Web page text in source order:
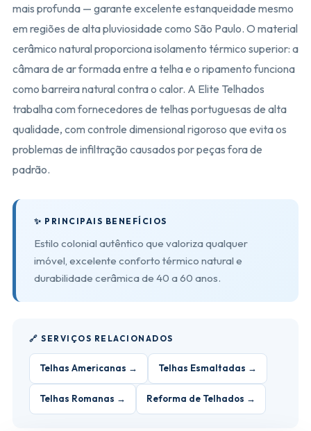
mais profunda — garante excelente estanqueidade mesmo
em regiões de alta pluviosidade como São Paulo. O material
cerâmico natural proporciona isolamento térmico superior: a
câmara de ar formada entre a telha e o ripamento funciona
como barreira natural contra o calor. A Elite Telhados
trabalha com fornecedores de telhas portuguesas de alta
qualidade, com controle dimensional rigoroso que evita os
problemas de infiltração causados por peças fora de
padrão.
✨ PRINCIPAIS BENEFÍCIOS
Estilo colonial autêntico que valoriza qualquer
imóvel, excelente conforto térmico natural e
durabilidade cerâmica de 40 a 60 anos.
🔗 SERVIÇOS RELACIONADOS
Telhas Americanas → Telhas Esmaltadas →
Telhas Romanas → Reforma de Telhados →